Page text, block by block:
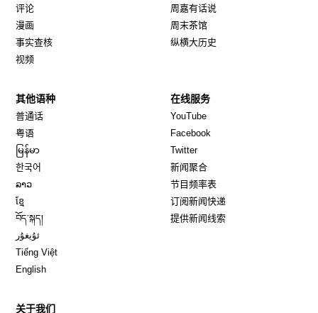
评论
漫画
事实查核
视频
周嘉有话说
周末茶馆
纵横大历史
其他语种
普通话
粤语
မြန်မာ
한국어
ລາວ
ខ្មែ
བོད་སྐད།
ئۇيغۇر
Tiếng Việt
English
在线服务
YouTube
Facebook
TwitterOpens in new window
新闻聚合
节目频率表
订阅新闻快递
提供新闻线索
关于我们